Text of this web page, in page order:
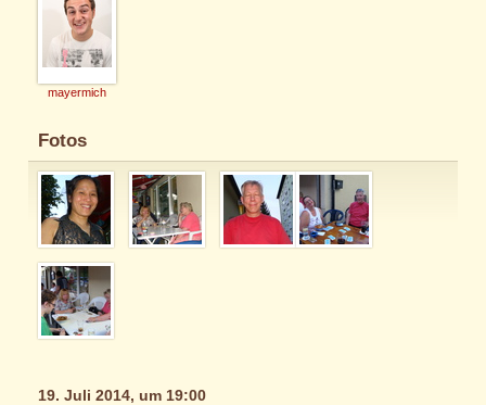
mayermich
Fotos
19. Juli 2014, um 19:00